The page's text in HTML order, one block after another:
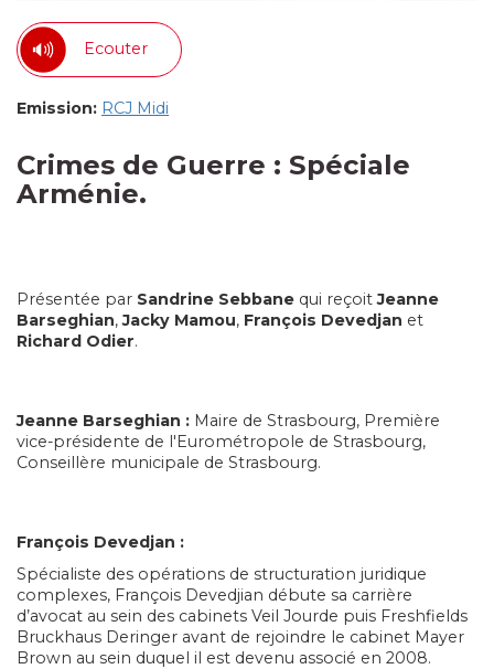
Ecouter
Emission: RCJ Midi
Crimes de Guerre : Spéciale
Arménie.
Présentée par Sandrine Sebbane qui reçoitJeanne
Barseghian,Jacky Mamou, François Devedjan et
Richard Odier.
Jeanne Barseghian : Maire de Strasbourg, Première
vice-présidente de l'Eurométropole de Strasbourg,
Conseillère municipale de Strasbourg.
François Devedjan :
Spécialiste des opérations de structuration juridique
complexes, François Devedjian débute sa carrière
d’avocat au sein des cabinets Veil Jourde puis Freshfields
Bruckhaus Deringer avant de rejoindre le cabinet Mayer
Brown au sein duquel il est devenu associé en 2008.